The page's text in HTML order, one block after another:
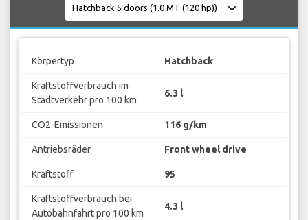
Körpertyp Hatchback
Kraftstoffverbrauch im
Stadtverkehr pro 100 km
6.3 l
CO2-Emissionen 116 g/km
Antriebsräder Front wheel drive
Kraftstoff 95
Kraftstoffverbrauch bei
Autobahnfahrt pro 100 km
4.3 l